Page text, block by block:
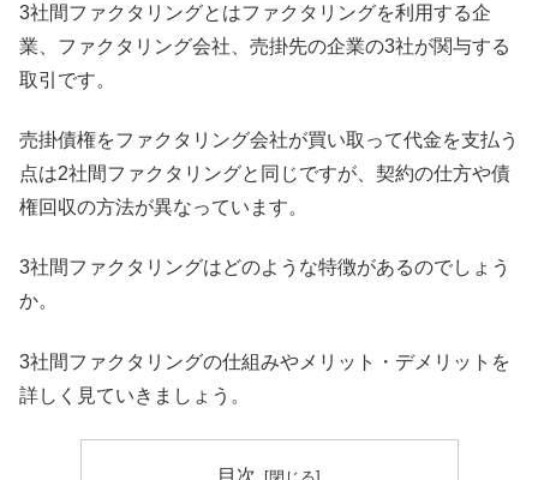
3社間ファクタリングとはファクタリングを利用する企
業、ファクタリング会社、売掛先の企業の3社が関与する
取引です。
売掛債権をファクタリング会社が買い取って代金を支払う
点は2社間ファクタリングと同じですが、契約の仕方や債
権回収の方法が異なっています。
3社間ファクタリングはどのような特徴があるのでしょう
か。
3社間ファクタリングの仕組みやメリット・デメリットを
詳しく見ていきましょう。